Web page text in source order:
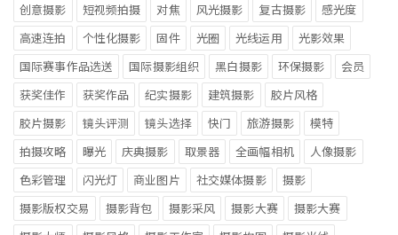
创意摄影
短视频拍摄 对焦 风光摄影 复古摄影
感光度
高速连拍
个性化摄影 固件 光圈 光线运用
光影效果
国际赛事作品选送
国际摄影组织 黑白摄影 环保摄影
会员
获奖佳作
获奖作品 纪实摄影 建筑摄影
胶片风格
胶片摄影
镜头评测 镜头选择 快门 旅游摄影
模特
拍摄攻略
曝光 庆典摄影 取景器 全画幅相机
人像摄影
色彩管理
闪光灯 商业图片 社交媒体摄影
摄影
摄影版权交易
摄影背包 摄影采风 摄影大赛
摄影大赛